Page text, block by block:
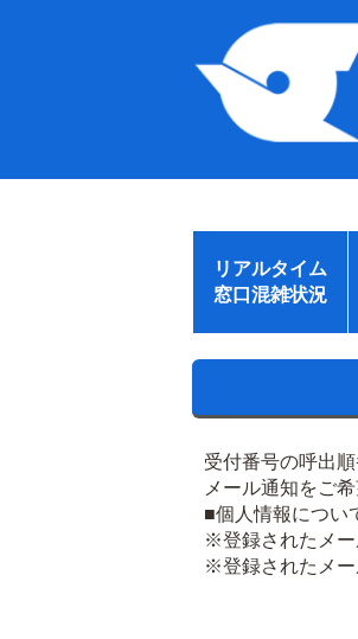
リアルタイム
窓口混雑状況
受付番号の呼出
メール通知をご
■個人情報につい
※登録されたメー
※登録されたメー